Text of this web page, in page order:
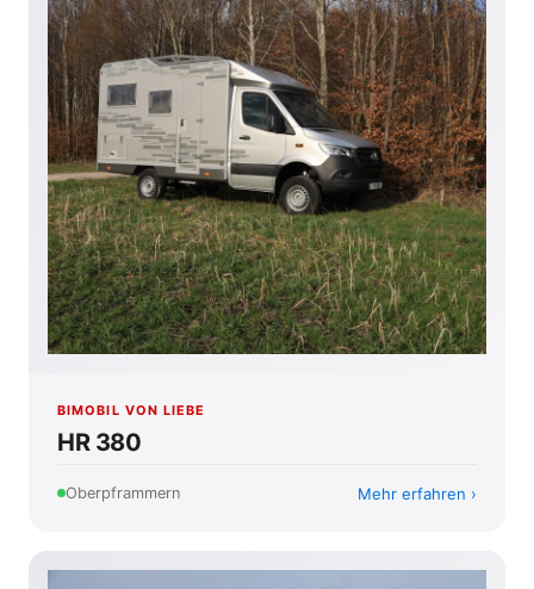
BIMOBIL VON LIEBE
HR 380
Oberpframmern Mehr erfahren